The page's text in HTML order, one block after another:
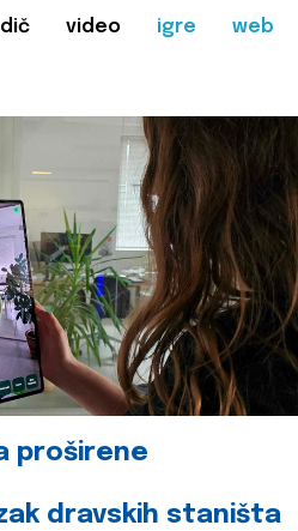
video igre web
proširene
dravskih staništa